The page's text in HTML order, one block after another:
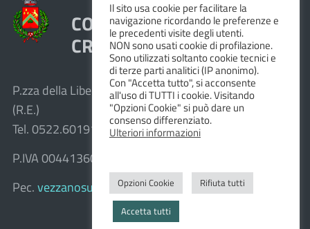
COMUNE DI VEZZANO SUL
CROSTOLO
P.zza della Libertà, 1 – 42030 Vezzano sul Crostolo
(R.E.)
Tel. 0522.601911 – Fax 0522.601947
P.IVA 00441360351
Pec. vezzanosulcrostolo@cert.provincia.re.it
Il sito usa cookie per facilitare la
navigazione ricordando le preferenze e
le precedenti visite degli utenti.
NON sono usati cookie di profilazione.
Sono utilizzati soltanto cookie tecnici e
di terze parti analitici (IP anonimo).
Con "Accetta tutto", si acconsente
all'uso di TUTTI i cookie. Visitando
"Opzioni Cookie" si può dare un
consenso differenziato.
Ulteriori informazioni
Opzioni Cookie Rifiuta tutti
Accetta tutti